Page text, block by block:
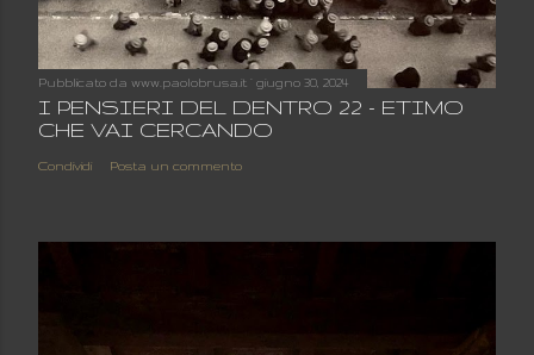
Pubblicato da www.paolobrusa.it giugno 30, 2024
I PENSIERI DEL DENTRO 22 - ETIMO
CHE VAI CERCANDO
Condividi Posta un commento